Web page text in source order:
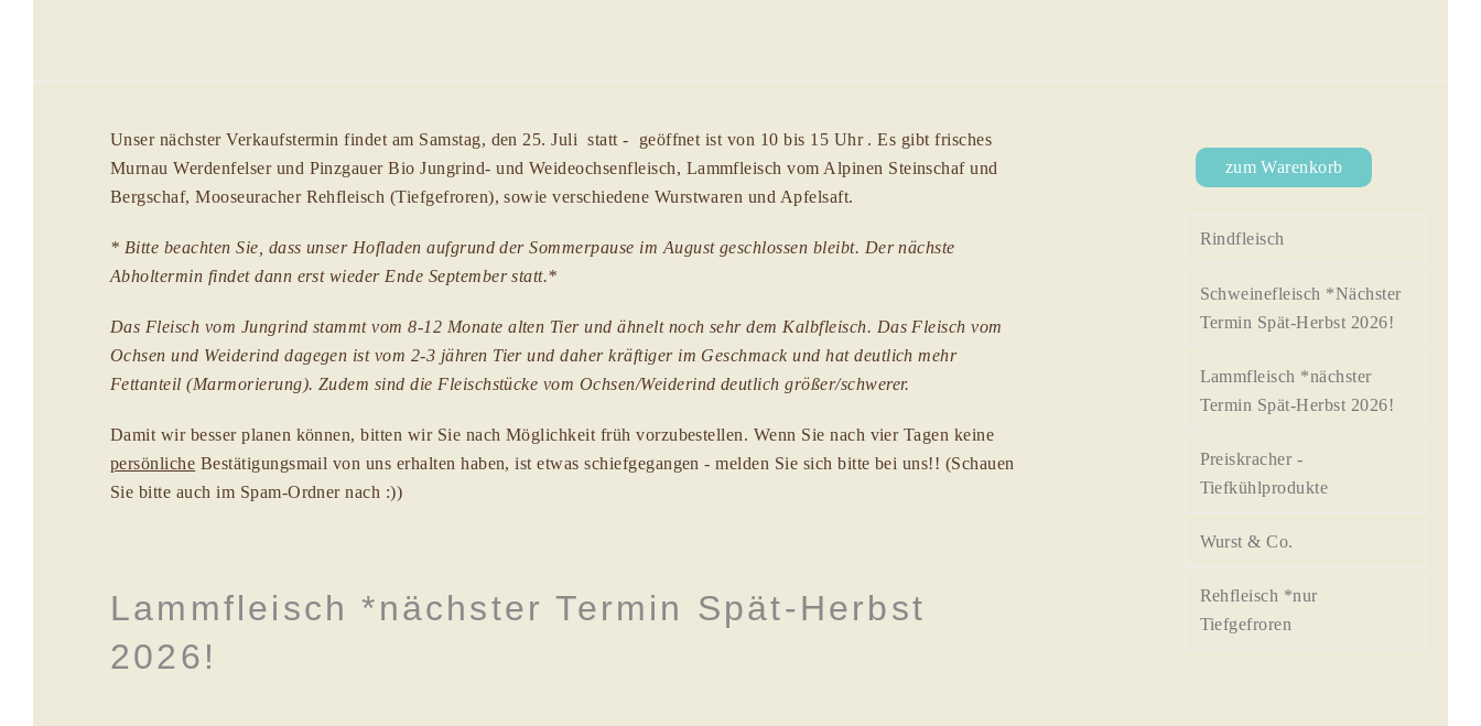
Unser nächster Verkaufstermin findet am Samstag, den 25. Juli statt- geöffnet ist von 10 bis 15 Uhr. Es gibt frisches
Murnau Werdenfelser und Pinzgauer BioJungrind- und Weideochsenfleisch, Lammfleisch vom Alpinen Steinschaf und
Bergschaf, Mooseuracher Rehfleisch (Tiefgefroren), sowie verschiedene Wurstwaren und Apfelsaft.
* Bitte beachten Sie, dass unser Hofladen aufgrund der Sommerpause im August geschlossen bleibt. Der nächste
Abholtermin findet dann erst wieder Ende September statt.*
Das Fleisch vom Jungrind stammt vom 8-12 Monate alten Tier und ähnelt noch sehr dem Kalbfleisch. Das Fleisch vom
Ochsen und Weiderind dagegen ist vom 2-3 jähren Tier und daher kräftiger im Geschmack und hat deutlich mehr
Fettanteil (Marmorierung). Zudem sind die Fleischstücke vom Ochsen/Weiderind deutlich größer/schwerer.
Damit wir besser planen können, bitten wir Sie nach Möglichkeit früh vorzubestellen. Wenn Sie nach vier Tagen keine
persönliche Bestätigungsmail von uns erhalten haben, ist etwas schiefgegangen - melden Sie sich bitte bei uns!! (Schauen
Sie bitte auch im Spam-Ordner nach :))
Lammfleisch *nächster Termin Spät-Herbst
2026!
zum Warenkorb
Rindfleisch
Schweinefleisch *Nächster
Termin Spät-Herbst 2026!
Lammfleisch *nächster
Termin Spät-Herbst 2026!
Preiskracher -
Tiefkühlprodukte
Wurst & Co.
Rehfleisch *nur
Tiefgefroren